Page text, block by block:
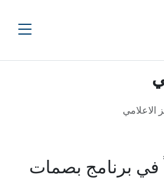
الاعلامي
في برنامج بصمات